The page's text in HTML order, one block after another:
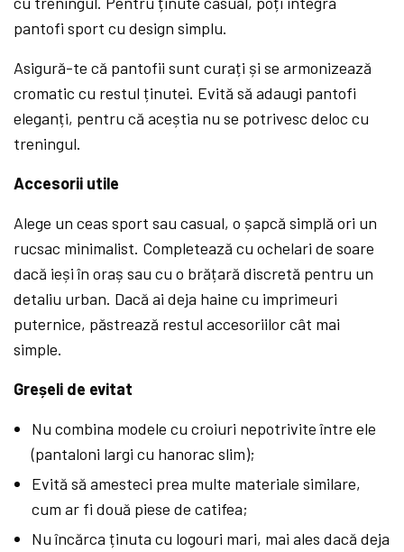
pantofi sport cu design simplu.
Asigură-te că pantofii sunt curați și se armonizează
cromatic cu restul ținutei. Evită să adaugi pantofi
eleganți, pentru că aceștia nu se potrivesc deloc cu
treningul.
Accesorii utile
Alege un ceas sport sau casual, o șapcă simplă ori un
rucsac minimalist. Completează cu ochelari de soare
dacă ieși în oraș sau cu o brățară discretă pentru un
detaliu urban. Dacă ai deja haine cu imprimeuri
puternice, păstrează restul accesoriilor cât mai
simple.
Greșeli de evitat
Nu combina modele cu croiuri nepotrivite între ele
(pantaloni largi cu hanorac slim);
Evită să amesteci prea multe materiale similare,
cum ar fi două piese de catifea;
Nu încărca ținuta cu logouri mari, mai ales dacă deja